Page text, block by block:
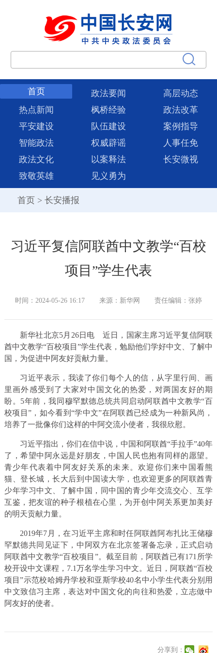
首页 政法要闻
高层动态
热点新闻
枫桥经验
政法改革
平安建设
队伍建设
案例指导
智能政法
权威辟谣
人事任免
政法文化
以案释法
长安微视
致敬英雄
见义勇为
首页 > 长安播报
习近平复信阿联酋中文教学“百校
项目”学生代表
时间：2024-05-26 16:17 来源：新华网 责任编辑：张婷
新华社北京5月26日电
近日，国家主席习近平复信阿联
酋中文教学“百校项目”学生代表，勉励他们学好中文、了解中
国，为促进中阿友好贡献力量。
习近平表示，我读了你们每个人的信，从字里行间、画
里画外感受到了大家对中国文化的热爱，对两国友好的期
盼。5年前，我同穆罕默德总统共同启动阿联酋中文教学“百
校项目”，如今看到“学中文”在阿联酋已经成为一种新风尚，
培养了一批像你们这样的中阿交流小使者，我很欣慰。
习近平指出，你们在信中说，中国和阿联酋“手拉手”40年
了，希望中阿永远是好朋友，中国人民也抱有同样的愿望。
青少年代表着中阿友好关系的未来。欢迎你们来中国看熊
猫、登长城，长大后到中国读大学，也欢迎更多的阿联酋青
少年学习中文、了解中国，同中国的青少年交流交心、互学
互鉴，把友谊的种子根植在心里，为开创中阿关系更加美好
的明天贡献力量。
2019年7月，在习近平主席和时任阿联酋阿布扎比王储穆
罕默德共同见证下，中阿双方在北京签署备忘录，正式启动
阿联酋中文教学“百校项目”。截至目前，阿联酋已有171所学
校开设中文课程，7.1万名学生学习中文。近日，阿联酋“百校
项目”示范校哈姆丹学校和亚斯学校40名中小学生代表分别用
中文致信习主席，表达对中国文化的向往和热爱，立志做中
阿友好的使者。
分享到：